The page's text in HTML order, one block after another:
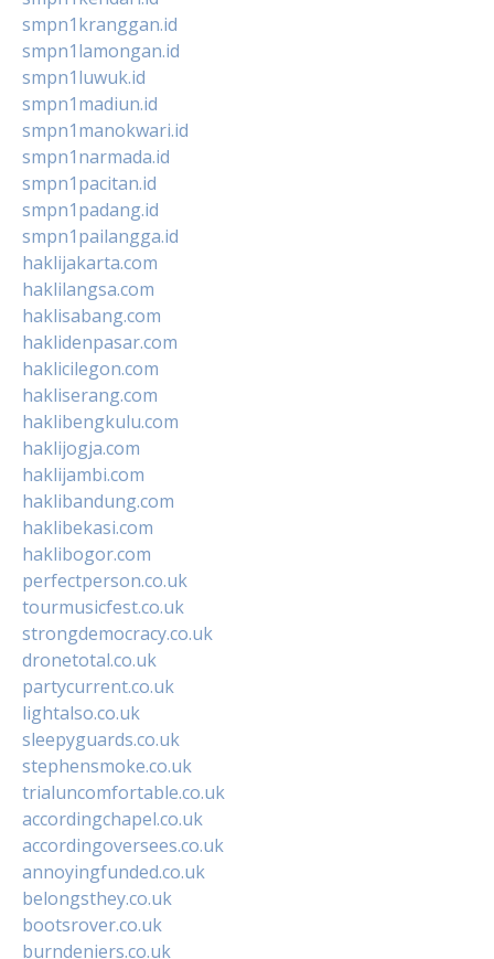
smpn1kranggan.id
smpn1lamongan.id
smpn1luwuk.id
smpn1madiun.id
smpn1manokwari.id
smpn1narmada.id
smpn1pacitan.id
smpn1padang.id
smpn1pailangga.id
haklijakarta.com
haklilangsa.com
haklisabang.com
haklidenpasar.com
haklicilegon.com
hakliserang.com
haklibengkulu.com
haklijogja.com
haklijambi.com
haklibandung.com
haklibekasi.com
haklibogor.com
perfectperson.co.uk
tourmusicfest.co.uk
strongdemocracy.co.uk
dronetotal.co.uk
partycurrent.co.uk
lightalso.co.uk
sleepyguards.co.uk
stephensmoke.co.uk
trialuncomfortable.co.uk
accordingchapel.co.uk
accordingoversees.co.uk
annoyingfunded.co.uk
belongsthey.co.uk
bootsrover.co.uk
burndeniers.co.uk